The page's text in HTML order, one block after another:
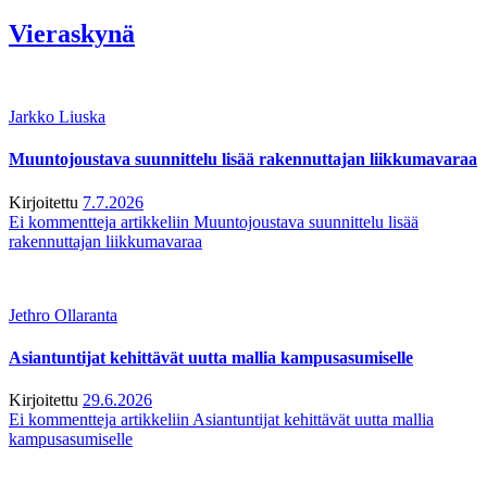
Vieraskynä
Jarkko Liuska
Muuntojoustava suunnittelu lisää rakennuttajan liikkumavaraa
Kirjoitettu 7.7.2026
Ei kommentteja artikkeliin Muuntojoustava suunnittelu lisää
rakennuttajan liikkumavaraa
Jethro Ollaranta
Asiantuntijat kehittävät uutta mallia kampusasumiselle
Kirjoitettu 29.6.2026
Ei kommentteja artikkeliin Asiantuntijat kehittävät uutta mallia
kampusasumiselle